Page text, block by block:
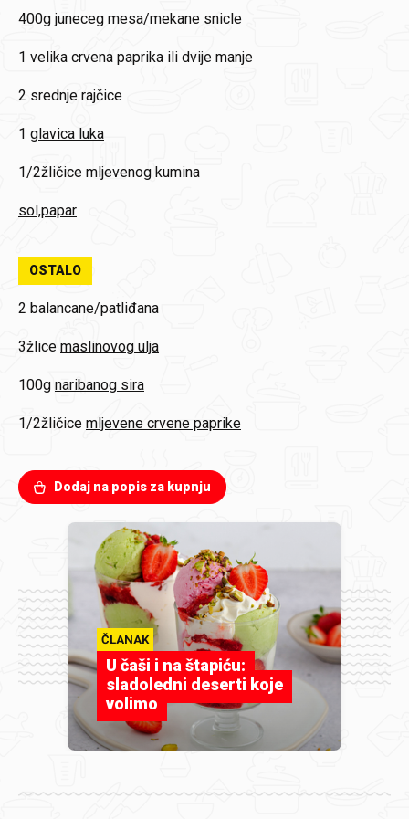
400g juneceg mesa/mekane snicle
1 velika crvena paprika ili dvije manje
2 srednje rajčice
1 glavica luka
1/2žličice mljevenog kumina
sol,papar
OSTALO
2 balancane/patliđana
3žlice maslinovog ulja
100g naribanog sira
1/2žličice mljevene crvene paprike
Dodaj na popis za kupnju
ČLANAK
U čaši i na štapiću:
sladoledni deserti koje
volimo